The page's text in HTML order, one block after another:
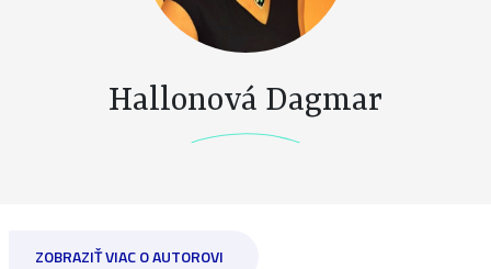
Hallonová Dagmar
ZOBRAZIŤ VIAC O AUTOROVI